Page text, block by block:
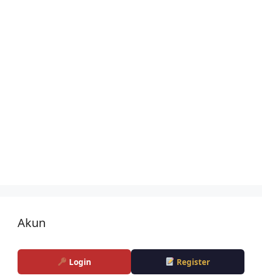
Akun
Login Register